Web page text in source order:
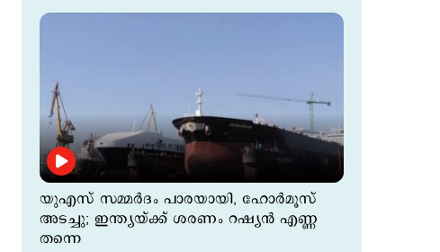
യുഎസ് സമ്മര്‍ദം പാരയായി, ഹോര്‍മൂസ്
അടച്ചു; ഇന്ത്യയ്ക്ക് ശരണം റഷ്യന്‍ എണ്ണ
തന്നെ